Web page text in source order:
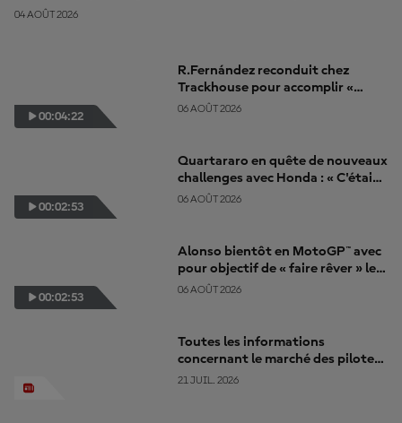
04 AOÛT 2026
00:04:22
R.Fernández reconduit chez
Trackhouse pour accomplir «
encore plus de jolies choses »
06 AOÛT 2026
00:02:53
Quartararo en quête de nouveaux
challenges avec Honda : « C'était
le temps de changer »
06 AOÛT 2026
00:02:53
Alonso bientôt en MotoGP™ avec
pour objectif de « faire rêver » les
Colombiens
06 AOÛT 2026
Toutes les informations
concernant le marché des pilotes
2027
21 JUIL. 2026